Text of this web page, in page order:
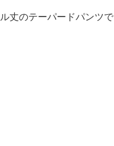
丈のテーパードパンツで